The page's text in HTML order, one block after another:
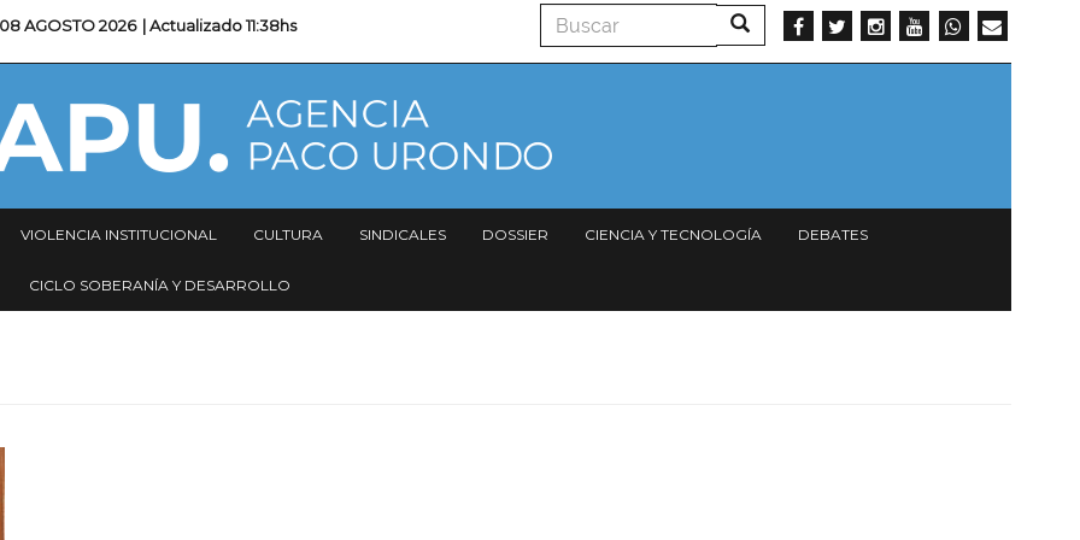
08 AGOSTO 2026 | Actualizado11:38hs Buscar Buscar
VIOLENCIA INSTITUCIONAL CULTURA SINDICALES DOSSIER CIENCIA Y TECNOLOGÍA DEBATES
CICLO SOBERANÍA Y DESARROLLO